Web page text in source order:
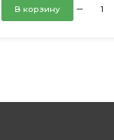
В корзину